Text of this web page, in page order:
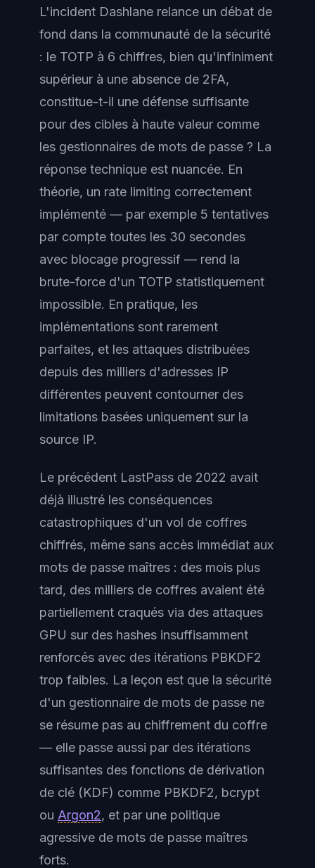
L'incident Dashlane relance un débat de
fond dans la communauté de la sécurité
: le TOTP à 6 chiffres, bien qu'infiniment
supérieur à une absence de 2FA,
constitue-t-il une défense suffisante
pour des cibles à haute valeur comme
les gestionnaires de mots de passe ? La
réponse technique est nuancée. En
théorie, un rate limiting correctement
implémenté — par exemple 5 tentatives
par compte toutes les 30 secondes
avec blocage progressif — rend la
brute-force d'un TOTP statistiquement
impossible. En pratique, les
implémentations sont rarement
parfaites, et les attaques distribuées
depuis des milliers d'adresses IP
différentes peuvent contourner des
limitations basées uniquement sur la
source IP.
Le précédent LastPass de 2022 avait
déjà illustré les conséquences
catastrophiques d'un vol de coffres
chiffrés, même sans accès immédiat aux
mots de passe maîtres : des mois plus
tard, des milliers de coffres avaient été
partiellement craqués via des attaques
GPU sur des hashes insuffisamment
renforcés avec des itérations PBKDF2
trop faibles. La leçon est que la sécurité
d'un gestionnaire de mots de passe ne
se résume pas au chiffrement du coffre
— elle passe aussi par des itérations
suffisantes des fonctions de dérivation
de clé (KDF) comme PBKDF2, bcrypt
ou Argon2, et par une politique
agressive de mots de passe maîtres
forts.